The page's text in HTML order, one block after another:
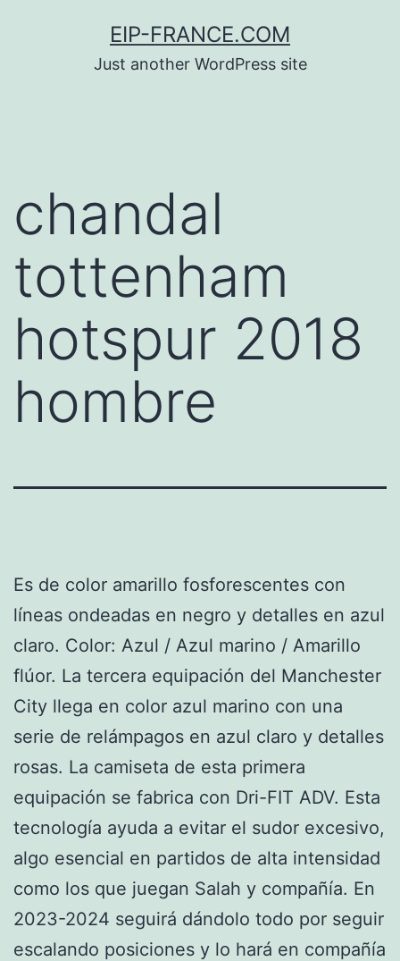
EIP-FRANCE.COM
Just another WordPress site
chandal
tottenham
hotspur 2018
hombre
Es de color amarillo fosforescentes con
líneas ondeadas en negro y detalles en azul
claro. Color: Azul / Azul marino / Amarillo
flúor. La tercera equipación del Manchester
City llega en color azul marino con una
serie de relámpagos en azul claro y detalles
rosas. La camiseta de esta primera
equipación se fabrica con Dri-FIT ADV. Esta
tecnología ayuda a evitar el sudor excesivo,
algo esencial en partidos de alta intensidad
como los que juegan Salah y compañía. En
2023-2024 seguirá dándolo todo por seguir
escalando posiciones y lo hará en compañía